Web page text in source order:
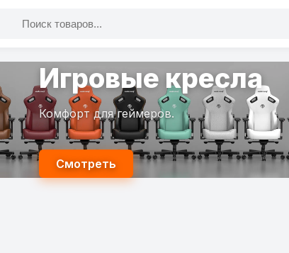
Игровые кресла
Комфорт для геймеров.
Смотреть